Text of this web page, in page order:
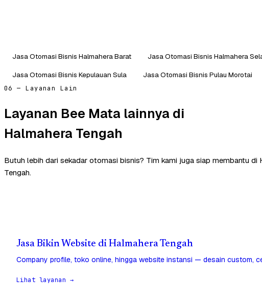
Jasa Otomasi Bisnis Halmahera Barat Jasa Otomasi Bisnis Halmahera
Jasa Otomasi Bisnis Kepulauan Sula
Jasa Otomasi Bisnis Pulau Morotai
06 — Layanan Lain
Layanan Bee Mata lainnya di
Halmahera Tengah
Butuh lebih dari sekadar otomasi bisnis? Tim kami juga siap membantu di
Tengah.
Jasa Bikin Website di Halmahera Tengah
Company profile, toko online, hingga website instansi — desain custom,
Lihat layanan →